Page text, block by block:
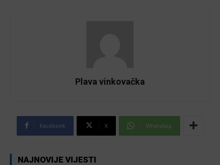
Plava vinkovačka
Facebook X WhatsApp
NAJNOVIJE VIJESTI